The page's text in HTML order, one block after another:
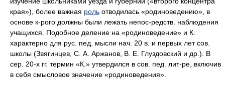
края»), более важная роль отводилась «родиноведению», в
основе к-рого должны были лежать непос-редств. наблюдения
учащихся. Подобное деление на «родиноведение» и К.
характерно для рус. пед. мысли нач. 20 в. и первых лет сов.
школы (Звягинцев, С. А. Аржанов, В. Е. Глуздовский и др.). В
сер. 20-х гг. термин «К.» утвердился в сов. пед. лит-ре, включив
в себя смысловое значение «родиноведения».